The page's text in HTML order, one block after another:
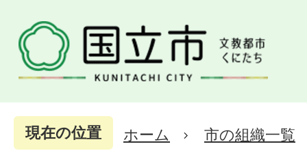
現在の位置 ホーム 市の組織一覧